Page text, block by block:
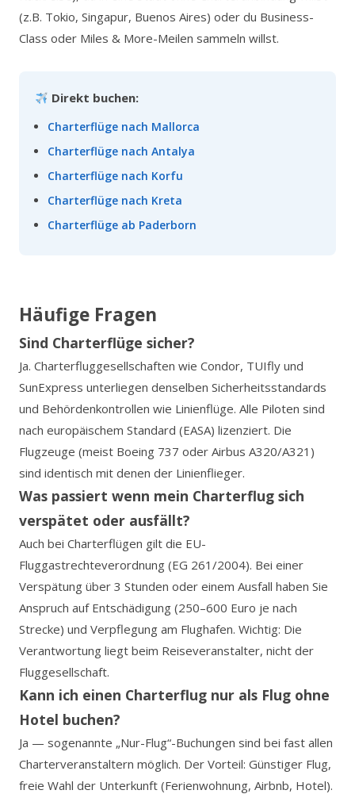
(z.B. Tokio, Singapur, Buenos Aires) oder du Business-
Class oder Miles & More-Meilen sammeln willst.
Direkt buchen:
Charterflüge nach Mallorca
Charterflüge nach Antalya
Charterflüge nach Korfu
Charterflüge nach Kreta
Charterflüge ab Paderborn
Häufige Fragen
Sind Charterflüge sicher?
Ja. Charterfluggesellschaften wie Condor, TUIfly und
SunExpress unterliegen denselben Sicherheitsstandards
und Behördenkontrollen wie Linienflüge. Alle Piloten sind
nach europäischem Standard (EASA) lizenziert. Die
Flugzeuge (meist Boeing 737 oder Airbus A320/A321)
sind identisch mit denen der Linienflieger.
Was passiert wenn mein Charterflug sich
verspätet oder ausfällt?
Auch bei Charterflügen gilt die EU-
Fluggastrechteverordnung (EG 261/2004). Bei einer
Verspätung über 3 Stunden oder einem Ausfall haben Sie
Anspruch auf Entschädigung (250–600 Euro je nach
Strecke) und Verpflegung am Flughafen. Wichtig: Die
Verantwortung liegt beim Reiseveranstalter, nicht der
Fluggesellschaft.
Kann ich einen Charterflug nur als Flug ohne
Hotel buchen?
Ja — sogenannte „Nur-Flug“-Buchungen sind bei fast allen
Charterveranstaltern möglich. Der Vorteil: Günstiger Flug,
freie Wahl der Unterkunft (Ferienwohnung, Airbnb, Hotel).